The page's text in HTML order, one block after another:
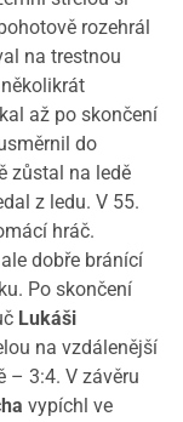
rozehrál
na trestnou
až po skončení
do
zůstal na ledě
z ledu. V 55.
hráč.
dobře bránící
Po skončení
Lukáši
na vzdálenější
– 3:4. V závěru
vypíchl ve